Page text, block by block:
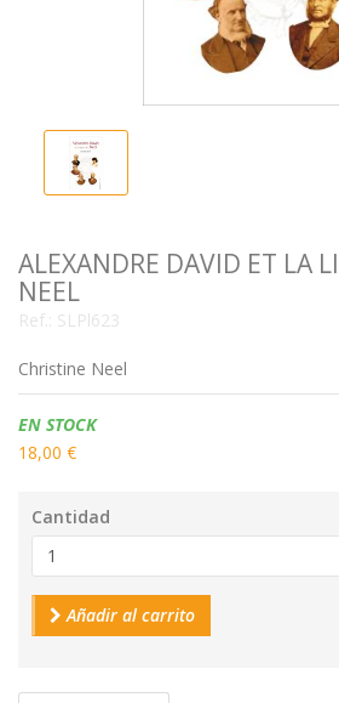
ALEXANDRE DAVID ET LA
NEEL
Ref.: SLPl623
Christine Neel
Disponibilidad:
EN STOCK
18,00 €
Cantidad
Añadir al carrito